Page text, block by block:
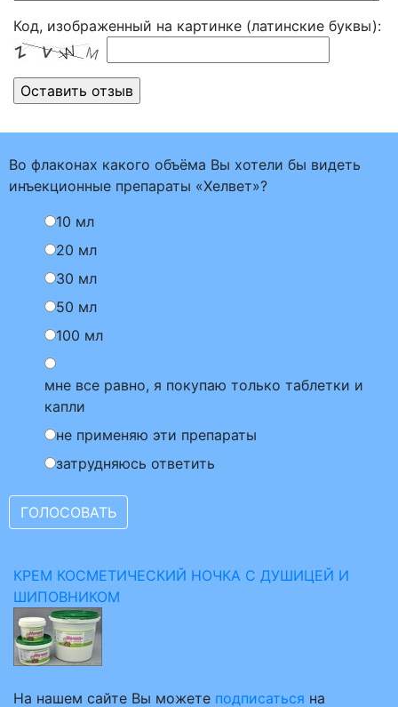
Код, изображенный на картинке (латинские буквы):
Во флаконах какого объёма Вы хотели бы видеть
инъекционные препараты «Хелвет»?
10 мл
20 мл
30 мл
50 мл
100 мл
мне все равно, я покупаю только таблетки и
капли
не применяю эти препараты
затрудняюсь ответить
КРЕМ КОСМЕТИЧЕСКИЙ НОЧКА С ДУШИЦЕЙ И
ШИПОВНИКОМ
На нашем сайте Вы можете подписаться на